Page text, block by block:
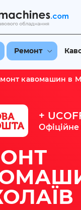
Ремонт
кавомашин в
+
Офіційне